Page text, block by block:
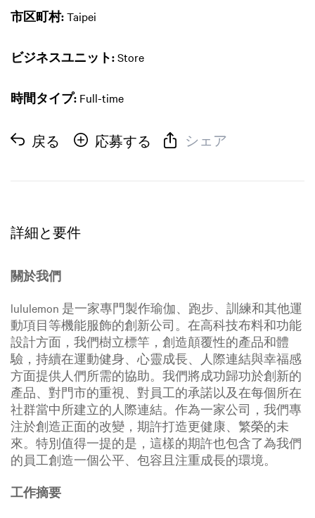
市区町村:Taipei
ビジネスユニット:Store
時間タイプ: Full-time
戻る 応募する シェア
詳細と要件
關於我們
lululemon 是一家專門製作瑜伽、跑步、訓練和其他運
動項目等機能服飾的創新公司。在高科技布料和功能
設計方面，我們樹立標竿，創造顛覆性的產品和體
驗，持續在運動健身、心靈成長、人際連結與幸福感
方面提供人們所需的協助。我們將成功歸功於創新的
產品、對門市的重視、對員工的承諾以及在每個所在
社群當中所建立的人際連結。作為一家公司，我們專
注於創造正面的改變，期許打造更健康、繁榮的未
來。特別值得一提的是，這樣的期許也包含了為我們
的員工創造一個公平、包容且注重成長的環境。
工作摘要